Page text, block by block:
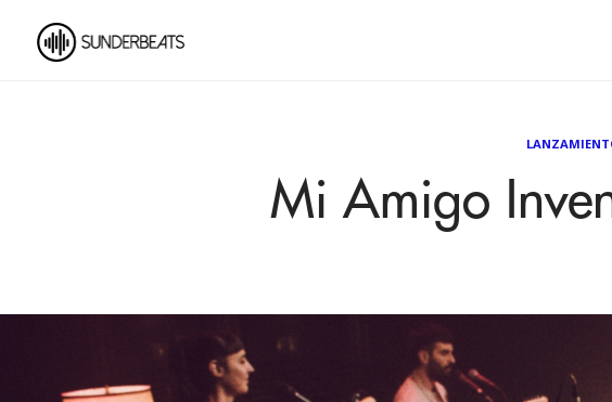
Mi Amigo